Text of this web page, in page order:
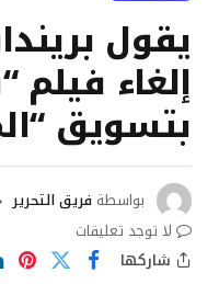
يقول
إلغاء فيلم
بتسويق
بواسطة فريق التحرير
لا توجد تعليقات
شاركها